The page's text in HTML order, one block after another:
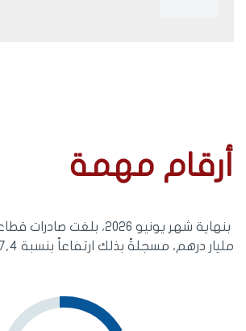
أرقام مهمة
مليار درهم، مسجلةً بذلك ارتفاعاً بنسبة 17,4 بالمائة